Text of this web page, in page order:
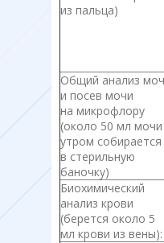
из пальца)
Общий анализ
и посев мочи
на микрофлору
(около 50 мл мочи
утром собирается
в стерильную
баночку)
Биохимический
анализ крови
(берется около 5
мл крови из вены):